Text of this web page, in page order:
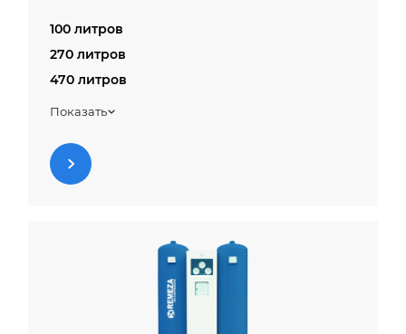
100 литров
270 литров
470 литров
500 литров
Показать